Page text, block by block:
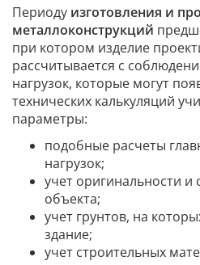
Периоду изготовления и
металлоконструкций
при котором изделие
рассчитывается с
нагрузок, которые могут
технических калькуляций
параметры:
подобные расчеты
нагрузок;
учет оригинальности
объекта;
учет грунтов, на
здание;
учет строительных